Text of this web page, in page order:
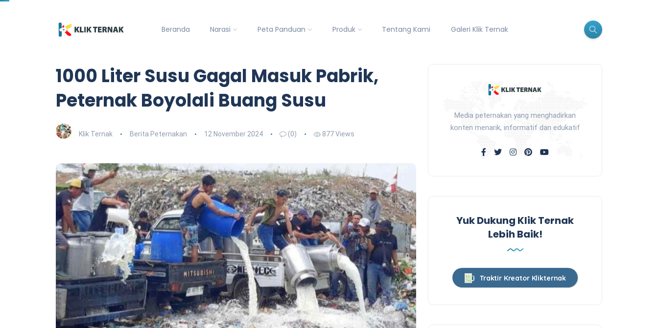
Beranda Narasi Peta Panduan Produk Tentang Kami Galeri Klik Ternak
1000 Liter Susu Gagal Masuk Pabrik,
Peternak Boyolali Buang Susu
Klik Ternak Berita Peternakan 12 November 2024 (0) 877 Views
Media peternakan yang menghadirkan
konten menarik, informatif dan edukatif
Yuk Dukung Klik Ternak
Lebih Baik!
Traktir Kreator Klikternak